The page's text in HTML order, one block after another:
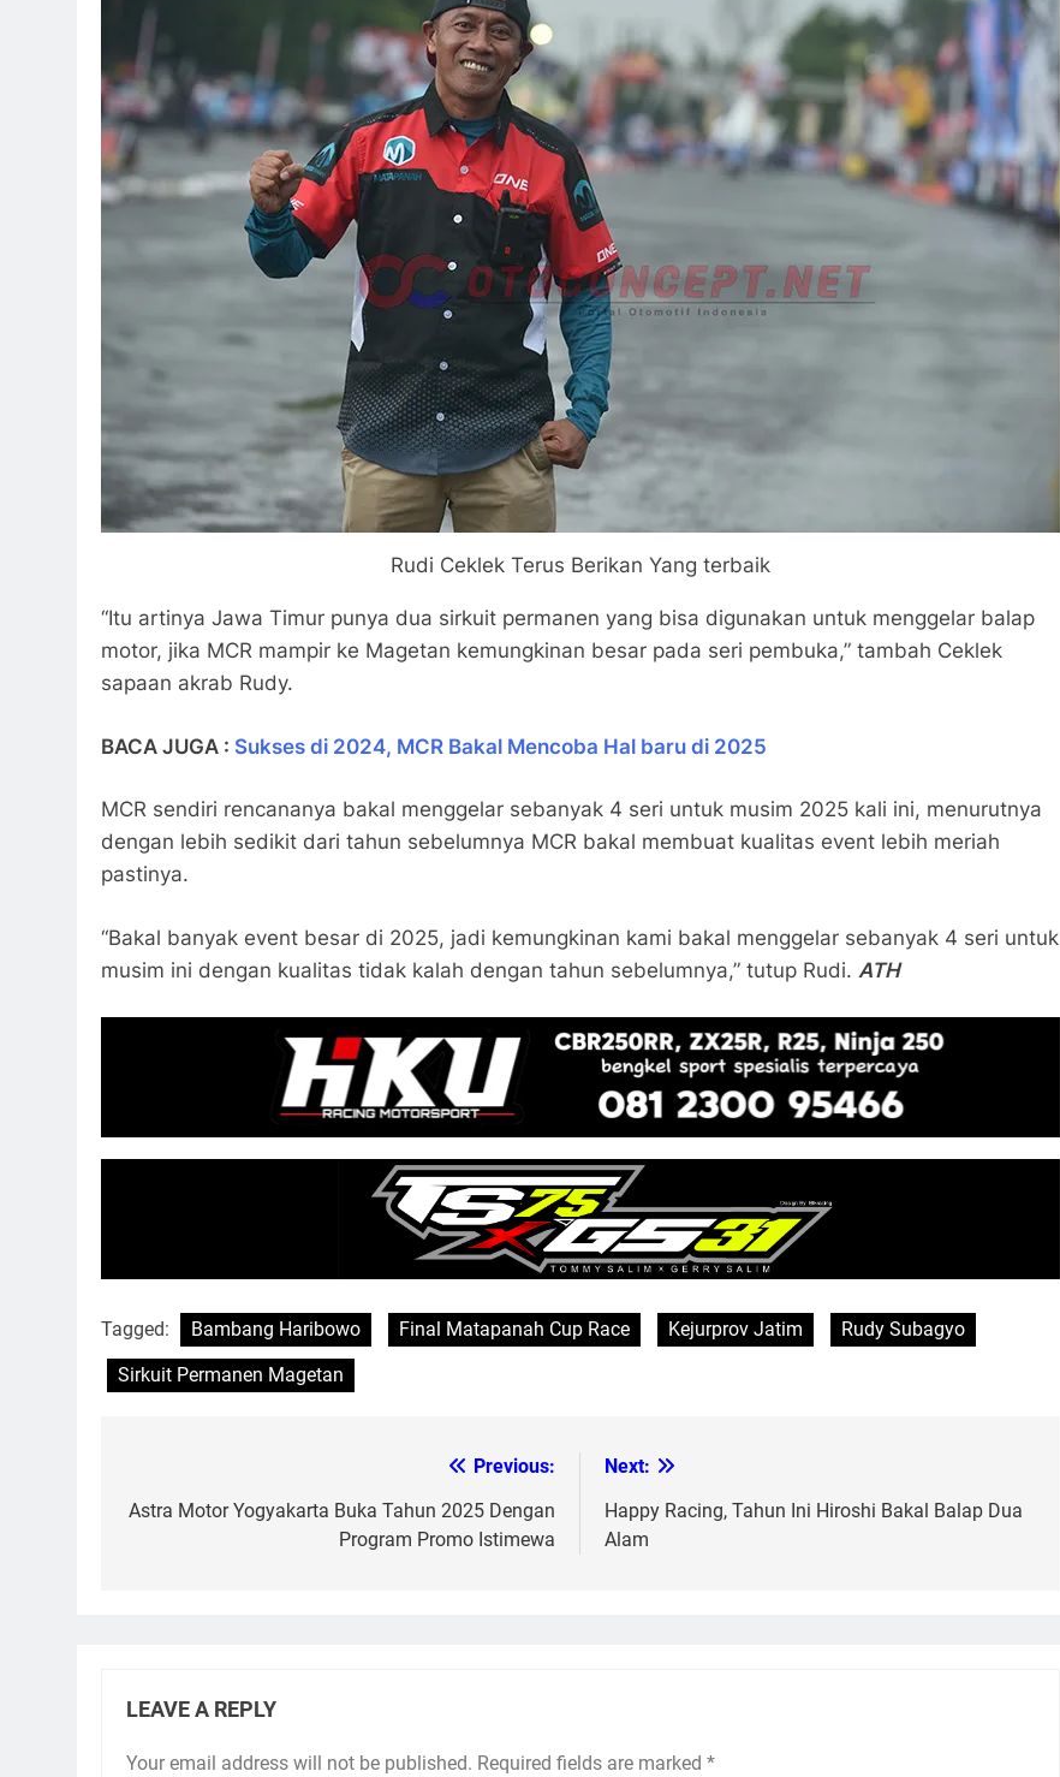
Rudi Ceklek Terus Berikan Yang terbaik
“Itu artinya Jawa Timur punya dua sirkuit permanen yang bisa digunakan untuk menggelar balap
motor, jika MCR mampir ke Magetan kemungkinan besar pada seri pembuka,” tambah Ceklek
sapaan akrab Rudy.
BACA JUGA : Sukses di 2024, MCR Bakal Mencoba Hal baru di 2025
MCR sendiri rencananya bakal menggelar sebanyak 4 seri untuk musim 2025 kali ini, menurutnya
dengan lebih sedikit dari tahun sebelumnya MCR bakal membuat kualitas event lebih meriah
pastinya.
“Bakal banyak event besar di 2025, jadi kemungkinan kami bakal menggelar sebanyak 4 seri untuk
musim ini dengan kualitas tidak kalah dengan tahun sebelumnya,” tutup Rudi. ATH
Tagged: Bambang Haribowo Final Matapanah Cup Race Kejurprov Jatim
Rudy Subagyo
Sirkuit Permanen Magetan
navigation
Previous:
Astra Motor Yogyakarta Buka Tahun 2025 Dengan
Program Promo Istimewa
Next:
Happy Racing, Tahun Ini Hiroshi Bakal Balap Dua
Alam
LEAVE A REPLY
Your email address will not be published. Required fields are marked *